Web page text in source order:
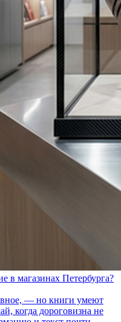
в магазинах Петербурга?
— но книги умеют
когда дороговизна не